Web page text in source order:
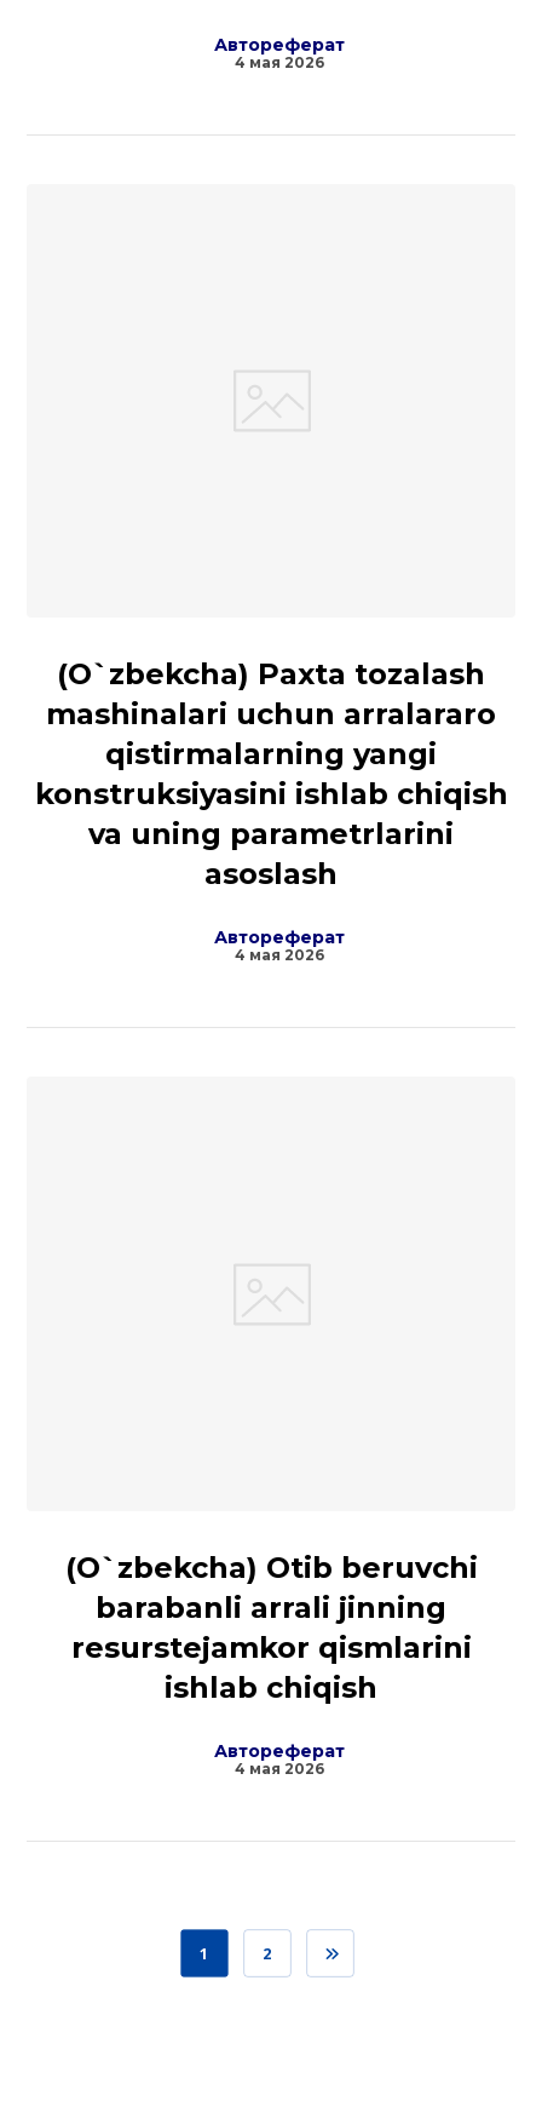
Автореферат
4 мая 2026
(O`zbekcha) Paxta tozalash
mashinalari uchun arralararo
qistirmalarning yangi
konstruksiyasini ishlab chiqish
va uning parametrlarini
asoslash
Автореферат
4 мая 2026
(O`zbekcha) Otib beruvchi
barabanli arrali jinning
resurstejamkor qismlarini
ishlab chiqish
Автореферат
4 мая 2026
1 2